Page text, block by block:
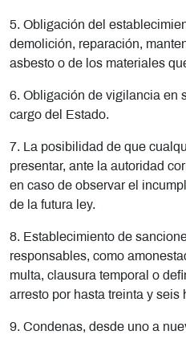
5. Obligación del
demolición, reparación,
asbesto o de los materiales
6. Obligación de vigilancia en
cargo del Estado.
7. La posibilidad de que
presentar, ante la autoridad
en caso de observar el
de la futura ley.
8. Establecimiento de
responsables, como
multa, clausura temporal o
arresto por hasta treinta y seis
9. Condenas, desde uno a